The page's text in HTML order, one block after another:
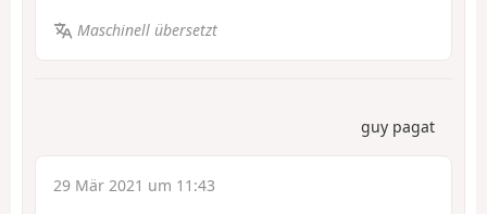
Maschinell übersetzt
guy pagat
29 Mär 2021 um 11:43